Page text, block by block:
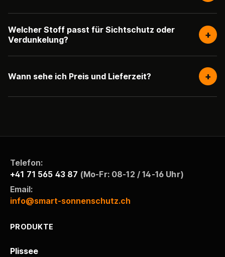
Welcher Stoff passt für Sichtschutz oder
Verdunkelung?
+
Wann sehe ich Preis und Lieferzeit? +
Telefon:
+41 71 565 43 87 (Mo-Fr: 08-12 / 14-16 Uhr)
Email:
info@smart-sonnenschutz.ch
PRODUKTE
Plissee